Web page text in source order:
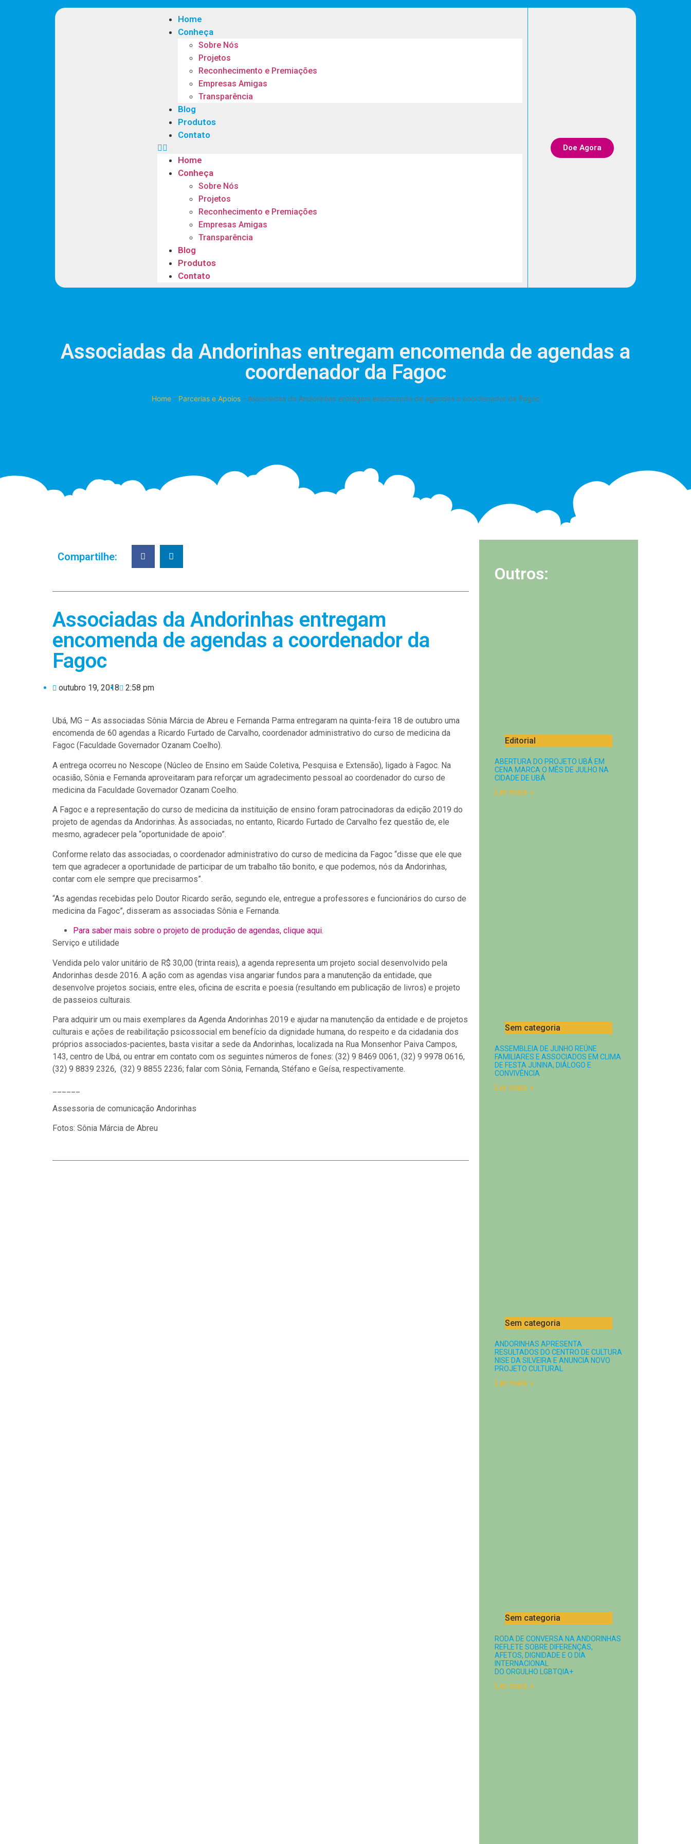
Home
Conheça
Sobre Nós
Projetos
Reconhecimento e Premiações
Empresas Amigas
Transparência
Blog
Produtos
Contato
Home
Conheça
Sobre Nós
Projetos
Reconhecimento e Premiações
Empresas Amigas
Transparência
Blog
Produtos
Contato
Doe Agora
Associadas da Andorinhas entregam encomenda de agendas a
coordenador da Fagoc
Home- Parcerias e Apoios- Associadas da Andorinhas entregam encomenda de agendas a coordenador da Fagoc
Compartilhe:
Associadas da Andorinhas entregam
encomenda de agendas a coordenador da
Fagoc
outubro 19, 2018 2:58 pm
Ubá, MG – As associadas Sônia Márcia de Abreu e Fernanda Parma entregaram na quinta-feira 18 de outubro uma
encomenda de 60 agendas a Ricardo Furtado de Carvalho, coordenador administrativo do curso de medicina da
Fagoc (Faculdade Governador Ozanam Coelho).
A entrega ocorreu no Nescope (Núcleo de Ensino em Saúde Coletiva, Pesquisa e Extensão), ligado à Fagoc. Na
ocasião, Sônia e Fernanda aproveitaram para reforçar um agradecimento pessoal ao coordenador do curso de
medicina da Faculdade Governador Ozanam Coelho.
A Fagoc e a representação do curso de medicina da instituição de ensino foram patrocinadoras da edição 2019 do
projeto de agendas da Andorinhas. Às associadas, no entanto, Ricardo Furtado de Carvalho fez questão de, ele
mesmo, agradecer pela “oportunidade de apoio”.
Conforme relato das associadas, o coordenador administrativo do curso de medicina da Fagoc “disse que ele que
tem que agradecer a oportunidade de participar de um trabalho tão bonito, e que podemos, nós da Andorinhas,
contar com ele sempre que precisarmos”.
“As agendas recebidas pelo Doutor Ricardo serão, segundo ele, entregue a professores e funcionários do curso de
medicina da Fagoc”, disseram as associadas Sônia e Fernanda.
Para saber mais sobre o projeto de produção de agendas, clique aqui.
Serviço e utilidade
Vendida pelo valor unitário de R$ 30,00 (trinta reais), a agenda representa um projeto social desenvolvido pela
Andorinhas desde 2016. A ação com as agendas visa angariar fundos para a manutenção da entidade, que
desenvolve projetos sociais, entre eles, oficina de escrita e poesia (resultando em publicação de livros) e projeto
de passeios culturais.
Para adquirir um ou mais exemplares da Agenda Andorinhas 2019 e ajudar na manutenção da entidade e de projetos
culturais e ações de reabilitação psicossocial em benefício da dignidade humana, do respeito e da cidadania dos
próprios associados-pacientes, basta visitar a sede da Andorinhas, localizada na Rua Monsenhor Paiva Campos,
143, centro de Ubá, ou entrar em contato com os seguintes números de fones: (32) 9 8469 0061, (32) 9 9978 0616,
(32) 9 8839 2326, (32) 9 8855 2236; falar com Sônia, Fernanda, Stéfano e Geísa, respectivamente.
Assessoria de comunicação Andorinhas
Fotos: Sônia Márcia de Abreu
Outros:
Editorial
ABERTURA DO PROJETO UBÁ EM
CENA MARCA O MÊS DE JULHO NA
CIDADE DE UBÁ
Ler mais »
Sem categoria
ASSEMBLEIA DE JUNHO REÚNE
FAMILIARES E ASSOCIADOS EM CLIMA
DE FESTA JUNINA, DIÁLOGO E
CONVIVÊNCIA
Ler mais »
Sem categoria
ANDORINHAS APRESENTA
RESULTADOS DO CENTRO DE CULTURA
NISE DA SILVEIRA E ANUNCIA NOVO
PROJETO CULTURAL
Ler mais »
Sem categoria
RODA DE CONVERSA NA ANDORINHAS
REFLETE SOBRE DIFERENÇAS,
AFETOS, DIGNIDADE E O DIA
INTERNACIONAL
DO ORGULHO LGBTQIA+
Ler mais »